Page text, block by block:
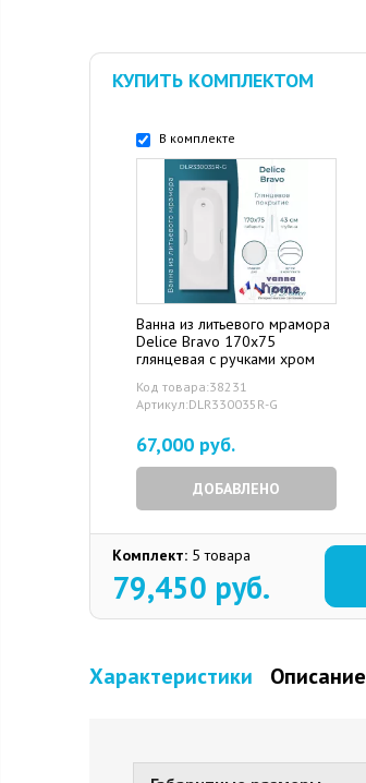
КУПИТЬ КОМПЛЕКТОМ
В комплекте
Ванна из литьевого мрамора
Delice Bravo 170x75
глянцевая с ручками хром
Код товара:38231
Артикул:DLR330035R-G
67,000 руб.
ДОБАВЛЕНО
Комплект: 5 товара
79,450 руб.
Характеристики Описание